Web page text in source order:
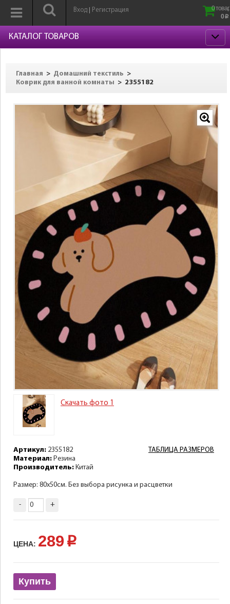
Вход Регистрация
0
0 p
КАТАЛОГ ТОВАРОВ
Главная > Домашний текстиль >
Коврик для ванной комнаты > 2355182
Скачать фото 1
ТАБЛИЦА РАЗМЕРОВ
Артикул: 2355182
Материал: Резина
Производитель: Китай
Размер: 80х50см. Без выбора рисунка и расцветки
- +
ЦЕНА: 289 p
Купить